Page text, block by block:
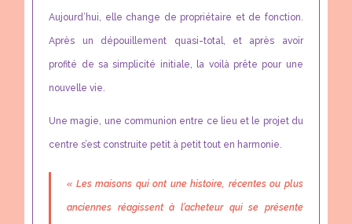
Aujourd’hui, elle change de propriétaire et de fonction.
Après un dépouillement quasi-total, et après avoir
profité de sa simplicité initiale, la voilà prête pour une
nouvelle vie.
Une magie, une communion entre ce lieu et le projet du
centre s’est construite petit à petit tout en harmonie.
« Les maisons qui ont une histoire, récentes ou plus
anciennes réagissent à l’acheteur qui se présente